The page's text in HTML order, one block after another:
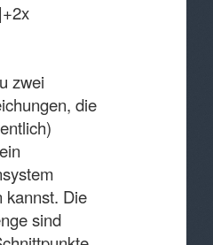
zwei
die
kannst. Die
sind